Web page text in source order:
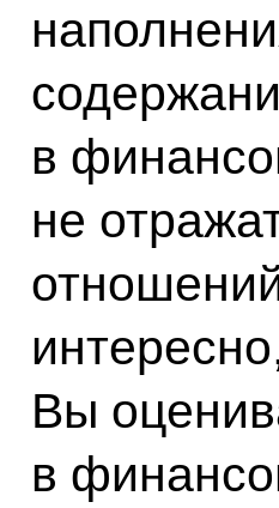
в
не
Вы
в